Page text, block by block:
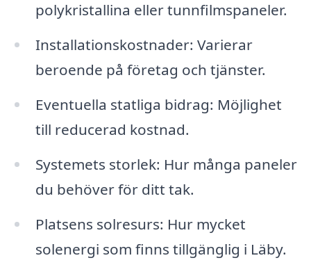
polykristallina eller tunnfilmspaneler.
Installationskostnader: Varierar
beroende på företag och tjänster.
Eventuella statliga bidrag: Möjlighet
till reducerad kostnad.
Systemets storlek: Hur många paneler
du behöver för ditt tak.
Platsens solresurs: Hur mycket
solenergi som finns tillgänglig i Läby.